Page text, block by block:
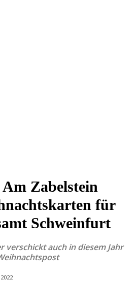
Zabelstein
für
Schweinfurt
verschickt auch in diesem Jahr